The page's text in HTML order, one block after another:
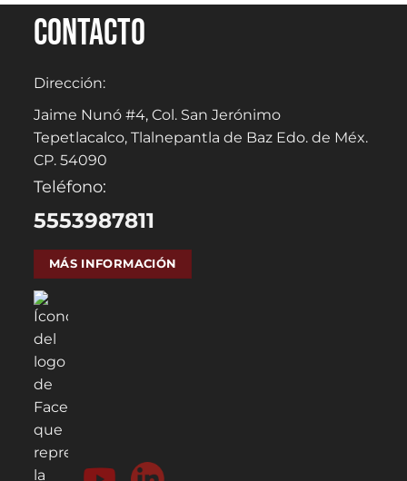
Contacto
Dirección:
Jaime Nunó #4, Col. San Jerónimo
Tepetlacalco, Tlalnepantla de Baz Edo. de Méx.
CP. 54090
Teléfono:
5553987811
MÁS INFORMACIÓN